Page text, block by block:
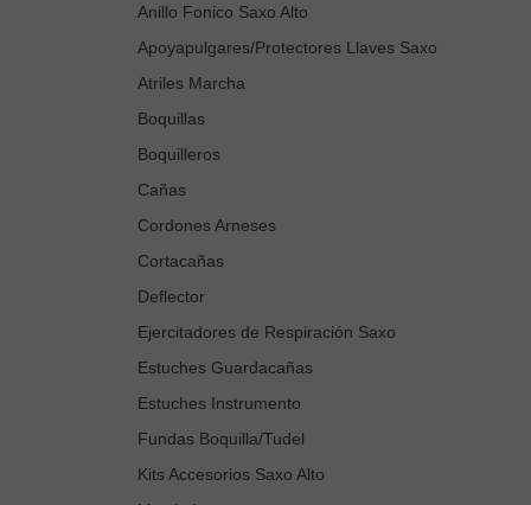
Anillo Fonico Saxo Alto
Apoyapulgares/Protectores Llaves Saxo
Atriles Marcha
Boquillas
Boquilleros
Cañas
Cordones Arneses
Cortacañas
Deflector
Ejercitadores de Respiración Saxo
Estuches Guardacañas
Estuches Instrumento
Fundas Boquilla/Tudel
Kits Accesorios Saxo Alto